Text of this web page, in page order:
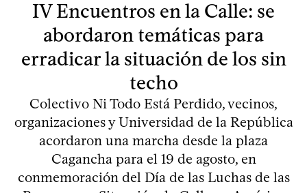
IV Encuentros en la Calle: se
abordaron temáticas para
erradicar la situación de los sin
techo
Colectivo Ni Todo Está Perdido, vecinos,
organizaciones y Universidad de la República
acordaron una marcha desde la plaza
Cagancha para el 19 de agosto, en
conmemoración del Día de las Luchas de las